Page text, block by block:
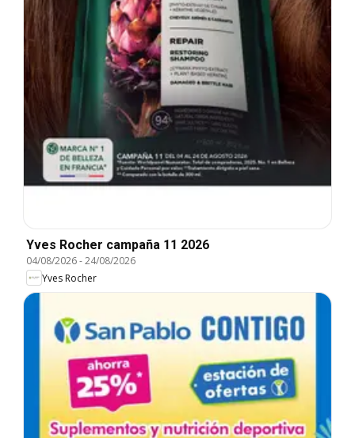
Yves Rocher campaña 11 2026
04/08/2026-24/08/2026
Yves Rocher